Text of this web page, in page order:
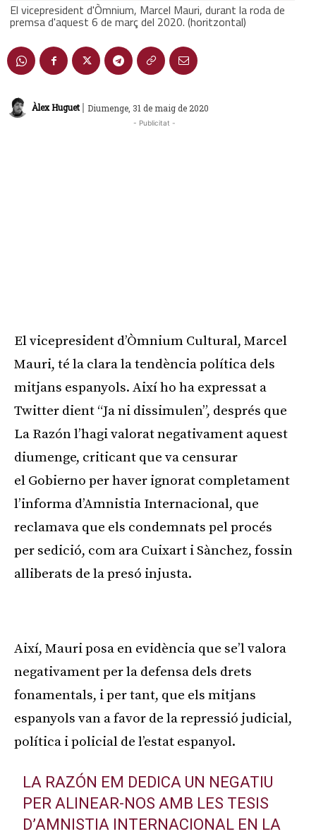
El vicepresident d'Òmnium, Marcel Mauri, durant la roda de
premsa d'aquest 6 de març del 2020. (horitzontal)
Àlex Huguet | Diumenge, 31 de maig de 2020
- Publicitat -
El vicepresident d’Òmnium Cultural, Marcel
Mauri, té la clara la tendència política dels
mitjans espanyols. Així ho ha expressat a
Twitter dient “Ja ni dissimulen”, després que
La Razónl’hagi valorat negativament aquest
diumenge, criticant que va censurar
el Gobierno per haver ignorat completament
l’informa d’Amnistia Internacional, que
reclamava que els condemnats pel procés
per sedició, com ara Cuixart i Sànchez, fossin
alliberats de la presó injusta.
Així, Mauri posa en evidència que se’l valora
negativament per la defensa dels drets
fonamentals, i per tant, que els mitjans
espanyols van a favor de la repressió judicial,
política i policial de l’estat espanyol.
LA RAZÓN EM DEDICA UN NEGATIU
PER ALINEAR-NOS AMB LES TESIS
D’AMNISTIA INTERNACIONAL EN LA